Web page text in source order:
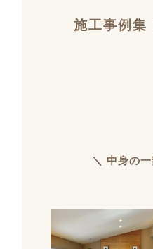
施工事例集
＼ 中身の